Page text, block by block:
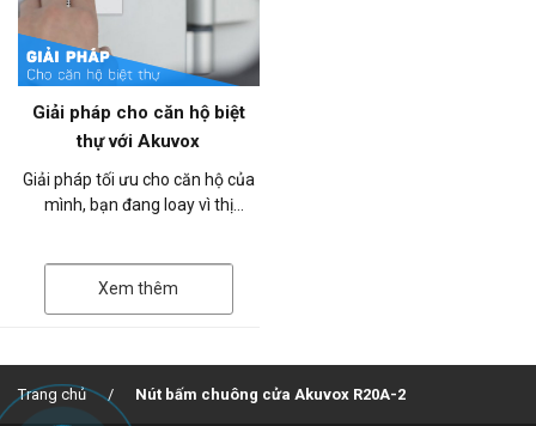
Giải pháp cho căn hộ biệt
thự với Akuvox
Giải pháp tối ưu cho căn hộ của
mình, bạn đang loay vì thị
Xem thêm
Trang chủ Nút bấm chuông cửa Akuvox R20A-2